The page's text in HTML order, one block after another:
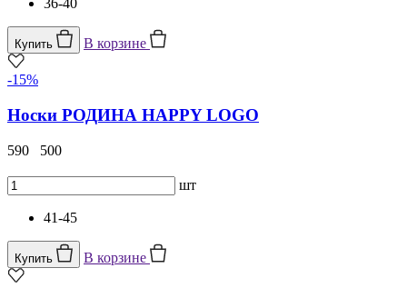
36-40
Купить В корзине
-15%
Носки РОДИНА HAPPY LOGO
590 500
шт
41-45
Купить В корзине